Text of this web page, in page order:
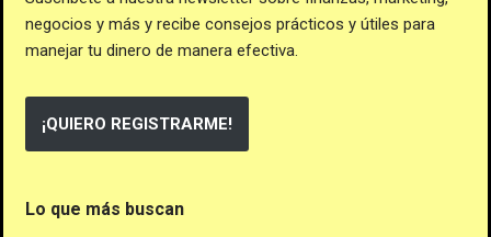
negocios y más y recibe consejos prácticos y útiles para
manejar tu dinero de manera efectiva.
¡QUIERO REGISTRARME!
Lo que más buscan